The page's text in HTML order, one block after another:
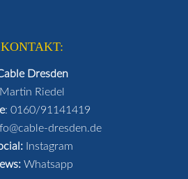
KONTAKT:
Dresden
Martin Riedel
: 0160/91141419
dresden.de
Instagram
Whatsapp